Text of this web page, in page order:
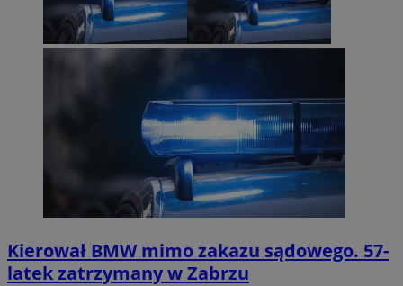
Kierował BMW mimo zakazu sądowego. 57-
latek zatrzymany w Zabrzu